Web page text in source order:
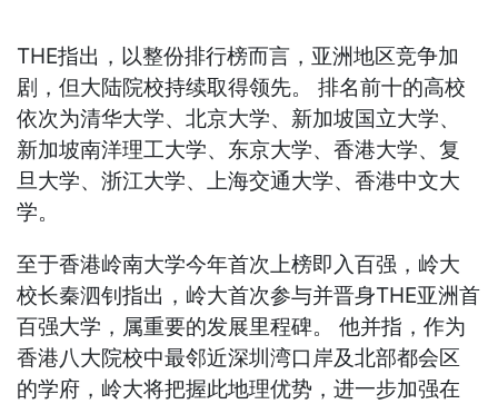
THE指出，以整份排行榜而言，亚洲地区竞争加
剧，但大陆院校持续取得领先。 排名前十的高校
依次为清华大学、北京大学、新加坡国立大学、
新加坡南洋理工大学、东京大学、香港大学、复
旦大学、浙江大学、上海交通大学、香港中文大
学。
至于香港岭南大学今年首次上榜即入百强，岭大
校长秦泗钊指出，岭大首次参与并晋身THE亚洲首
百强大学，属重要的发展里程碑。 他并指，作为
香港八大院校中最邻近深圳湾口岸及北部都会区
的学府，岭大将把握此地理优势，进一步加强在